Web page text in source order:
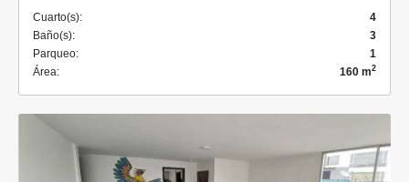
Cuarto(s):
4
Baño(s):
3
Parqueo:
1
Área:
160 m2